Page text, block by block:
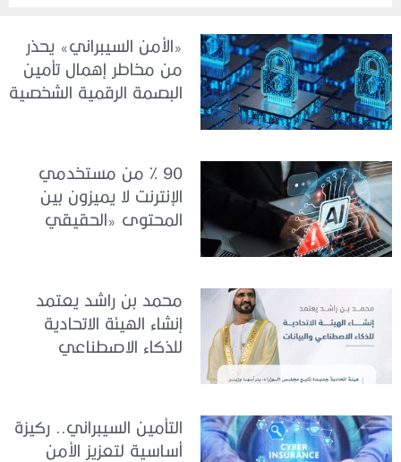
«الأمن السيبراني» يحذر
من مخاطر إهمال تأمين
البصمة الرقمية الشخصية
90 % من مستخدمي
الإنترنت لا يميزون بين
المحتوى «الحقيقي
محمد بن راشد يعتمد
إنشاء الهيئة الاتحادية
للذكاء الاصطناعي
التأمين السيبراني.. ركيزة
أساسية لتعزيز الأمن